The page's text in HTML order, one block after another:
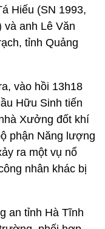
Hiếu (SN 1993,
và anh Lê Văn
tỉnh Quảng
vào hồi 13h18
Hữu Sinh tiến
Xưởng đốt khí
phận Năng lượng
ra một vụ nổ
nhân khác bị
an tỉnh Hà Tĩnh